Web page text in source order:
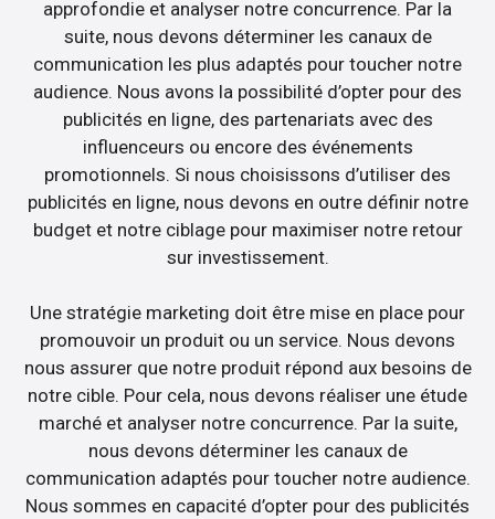
approfondie et analyser notre concurrence. Par la
suite, nous devons déterminer les canaux de
communication les plus adaptés pour toucher notre
audience. Nous avons la possibilité d’opter pour des
publicités en ligne, des partenariats avec des
influenceurs ou encore des événements
promotionnels. Si nous choisissons d’utiliser des
publicités en ligne, nous devons en outre définir notre
budget et notre ciblage pour maximiser notre retour
sur investissement.
Une stratégie marketing doit être mise en place pour
promouvoir un produit ou un service. Nous devons
nous assurer que notre produit répond aux besoins de
notre cible. Pour cela, nous devons réaliser une étude
marché et analyser notre concurrence. Par la suite,
nous devons déterminer les canaux de
communication adaptés pour toucher notre audience.
Nous sommes en capacité d’opter pour des publicités